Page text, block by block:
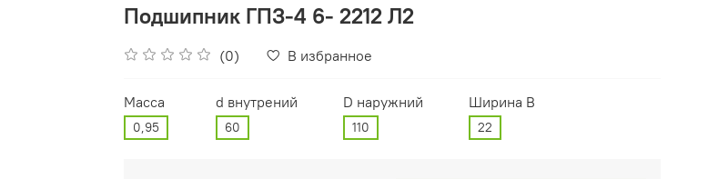
Подшипник ГПЗ-4 6- 2212 Л2
(0) В избранное
Масса
0,95
d внутрений
60
D наружний
110
Ширина В
22